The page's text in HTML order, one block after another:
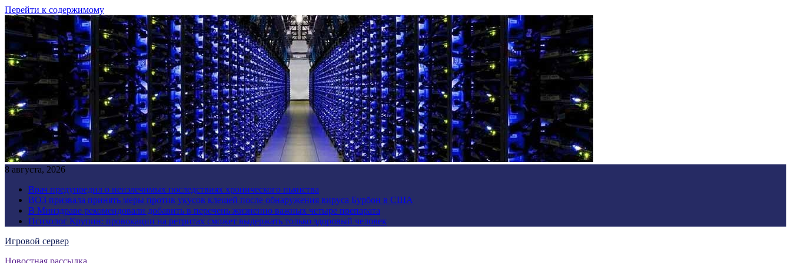
Перейти к содержимому
8 августа, 2026
Врач предупредил о неизлечимых последствиях хронического пьянства
ВОЗ призвала принять меры против укусов клещей после обнаружения вируса Бурбон в США
В Минздраве рекомендовали добавить в перечень жизненно важных четыре препарата
Психолог Крупин: провокации на ретритах сможет выдержать только здоровый человек
Игровой сервер
Новостная рассылка